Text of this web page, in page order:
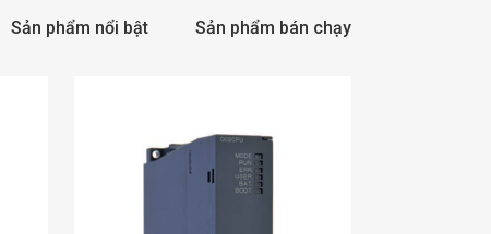
Sản phẩm nổi bật Sản phẩm bán chạy